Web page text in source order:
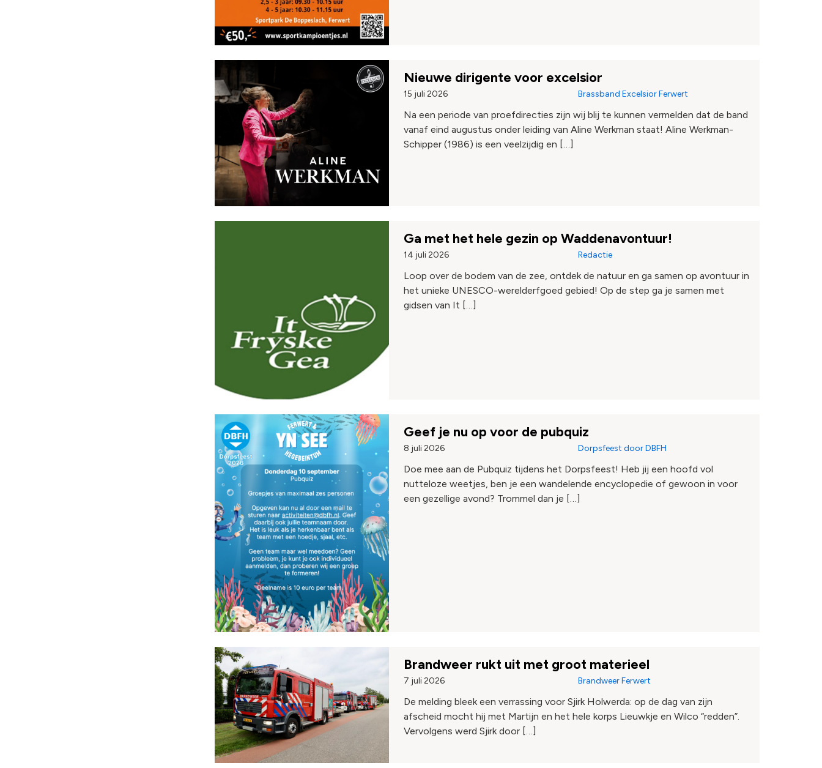
Nieuwe dirigente voor excelsior
15 juli 2026 Brassband Excelsior Ferwert
Na een periode van proefdirecties zijn wij blij te kunnen vermelden dat de band
vanaf eind augustus onder leiding van Aline Werkman staat! Aline Werkman-
Schipper (1986) is een veelzijdig en […]
Ga met het hele gezin op Waddenavontuur!
14 juli 2026 Redactie
Loop over de bodem van de zee, ontdek de natuur en ga samen op avontuur in
het unieke UNESCO-werelderfgoed gebied! Op de step ga je samen met
gidsen van It […]
Geef je nu op voor de pubquiz
8 juli 2026 Dorpsfeest door DBFH
Doe mee aan de Pubquiz tijdens het Dorpsfeest! Heb jij een hoofd vol
nutteloze weetjes, ben je een wandelende encyclopedie of gewoon in voor
een gezellige avond? Trommel dan je […]
Brandweer rukt uit met groot materieel
7 juli 2026 Brandweer Ferwert
De melding bleek een verrassing voor Sjirk Holwerda: op de dag van zijn
afscheid mocht hij met Martijn en het hele korps Lieuwkje en Wilco “redden”.
Vervolgens werd Sjirk door […]